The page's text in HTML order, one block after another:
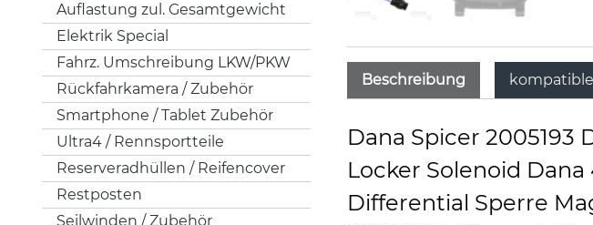
Auflastung zul. Gesamtgewicht
Elektrik Special
Fahrz. Umschreibung LKW/PKW
Rückfahrkamera / Zubehör
Smartphone / Tablet Zubehör
Ultra4 / Rennsportteile
Reserveradhüllen / Reifencover
Restposten
Seilwinden / Zubehör
Beschreibung
Dana Spicer
Locker Solenoid
Differential Sperre